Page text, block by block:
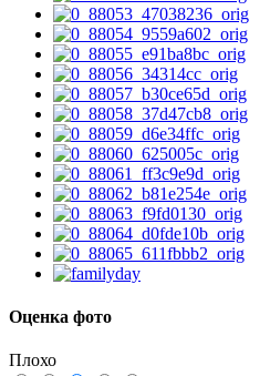
Оценка фото
Плохо